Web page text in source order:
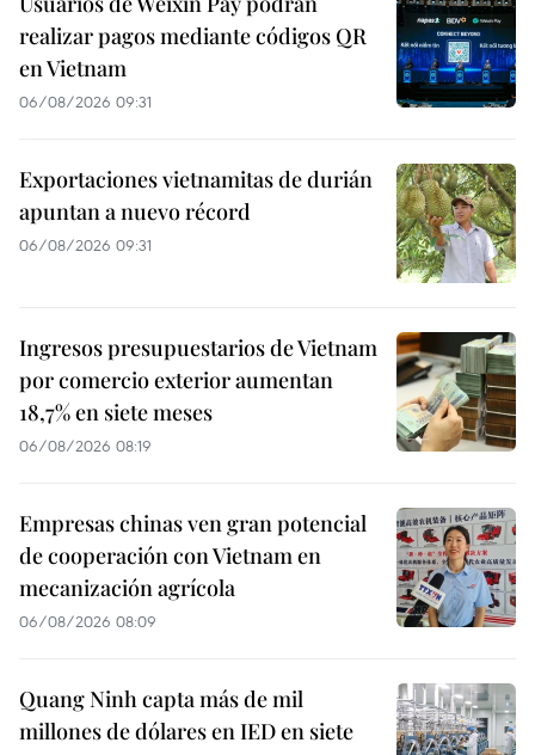
realizar pagos mediante códigos QR
en Vietnam
06/08/2026 09:31
Exportaciones vietnamitas de durián
apuntan a nuevo récord
06/08/2026 09:31
Ingresos presupuestarios de Vietnam
por comercio exterior aumentan
18,7% en siete meses
06/08/2026 08:19
Empresas chinas ven gran potencial
de cooperación con Vietnam en
mecanización agrícola
06/08/2026 08:09
Quang Ninh capta más de mil
millones de dólares en IED en siete